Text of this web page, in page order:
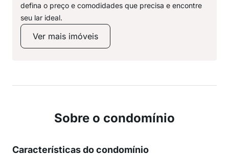
defina o preço e comodidades que precisa e encontre
seu lar ideal.
Ver mais imóveis
Sobre o condomínio
Características do condomínio